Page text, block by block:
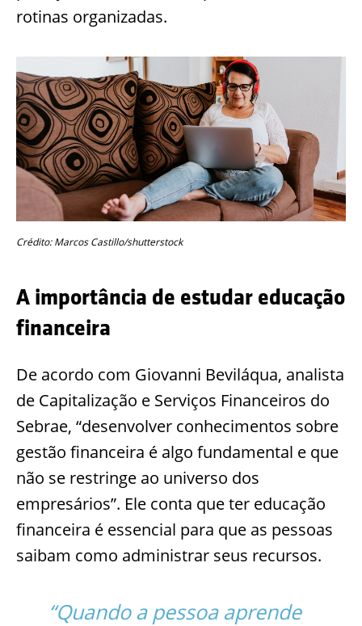
rotinas organizadas.
Crédito: Marcos Castillo/shutterstock
A importância de estudar educação
financeira
De acordo com Giovanni Beviláqua, analista
de Capitalização e Serviços Financeiros do
Sebrae, “desenvolver conhecimentos sobre
gestão financeira é algo fundamental e que
não se restringe ao universo dos
empresários”. Ele conta que ter educação
financeira é essencial para que as pessoas
saibam como administrar seus recursos.
“Quando a pessoa aprende